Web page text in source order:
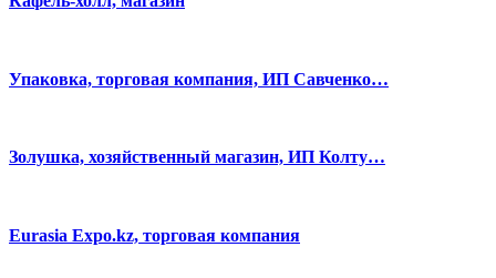
Упаковка, торговая компания, ИП Савченко…
Золушка, хозяйственный магазин, ИП Колту…
Eurasia Expo.kz, торговая компания